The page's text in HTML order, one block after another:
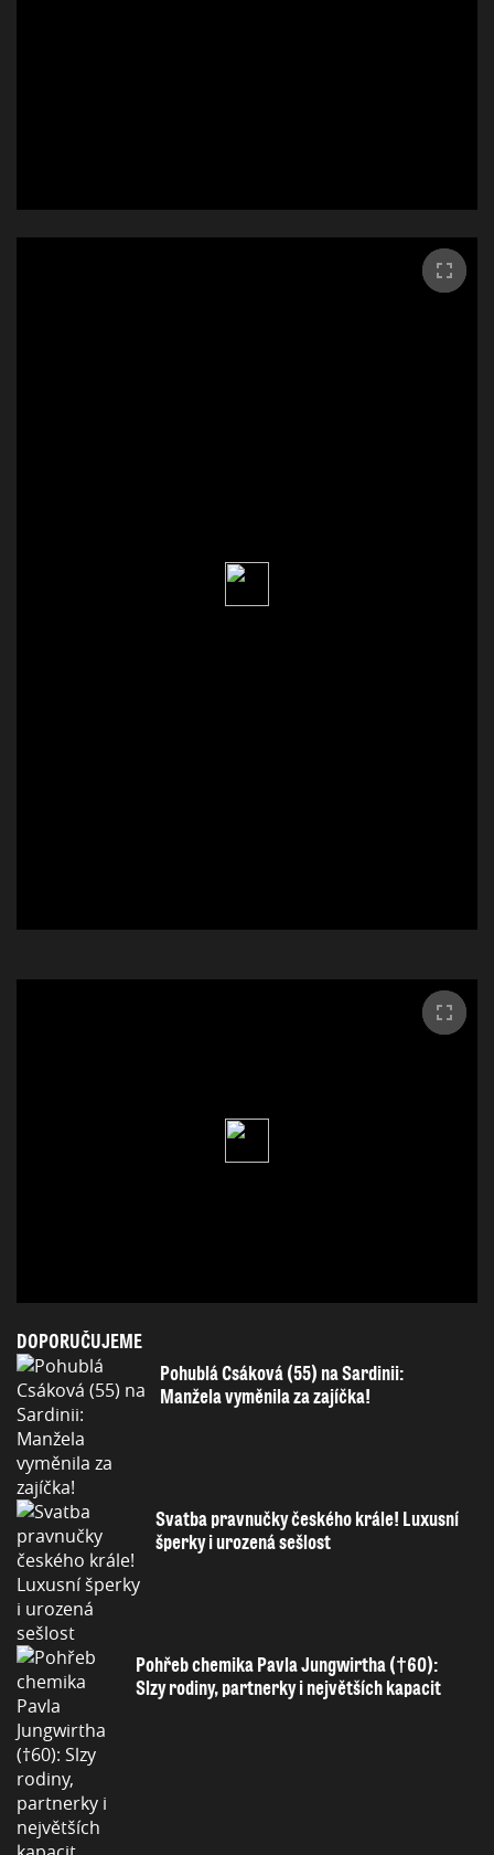
DOPORUČUJEME
Pohublá Csáková (55) na Sardinii:
Manžela vyměnila za zajíčka!
Svatba pravnučky českého krále! Luxusní
šperky i urozená sešlost
Pohřeb chemika Pavla Jungwirtha (†60):
Slzy rodiny, partnerky i největších kapacit